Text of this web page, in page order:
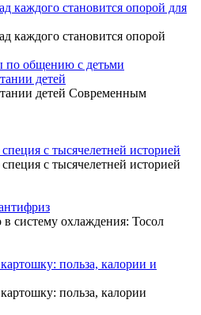
каждого становится опорой для
каждого становится опорой
детей
детей Современным
с тысячелетней историей
с тысячелетней историей
в систему охлаждения: Тосол
польза, калории и
польза, калории